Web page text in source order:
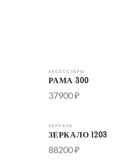
АКСЕССУАРЫ
РАМА 300
37900 ₽
ЗЕРКАЛА
ЗЕРКАЛО 1203
88200 ₽